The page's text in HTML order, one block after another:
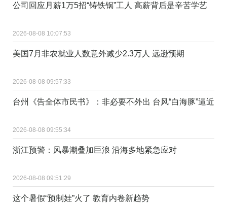
公司回应月薪1万5招“铸铁锅”工人 高薪背后是辛苦学艺
2026-08-08 10:07:53
美国7月非农就业人数意外减少2.3万人 远逊预期
2026-08-08 09:57:33
台州《告全体市民书》：非必要不外出 台风“白海豚”逼近
2026-08-08 09:55:34
浙江预警：风暴潮叠加巨浪 沿海多地紧急应对
2026-08-08 09:51:29
这个暑假“预制娃”火了 教育内卷新趋势